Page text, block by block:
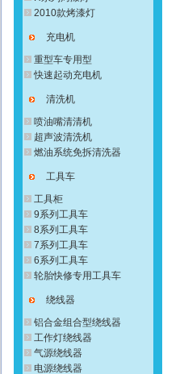
2010款烤漆灯
充电机
重型车专用型
快速起动充电机
清洗机
喷油嘴清清机
超声波清洗机
燃油系统免拆清洗器
工具车
工具柜
9系列工具车
8系列工具车
7系列工具车
6系列工具车
轮胎快修专用工具车
绕线器
铝合金组合型绕线器
工作灯绕线器
气源绕线器
电源绕线器